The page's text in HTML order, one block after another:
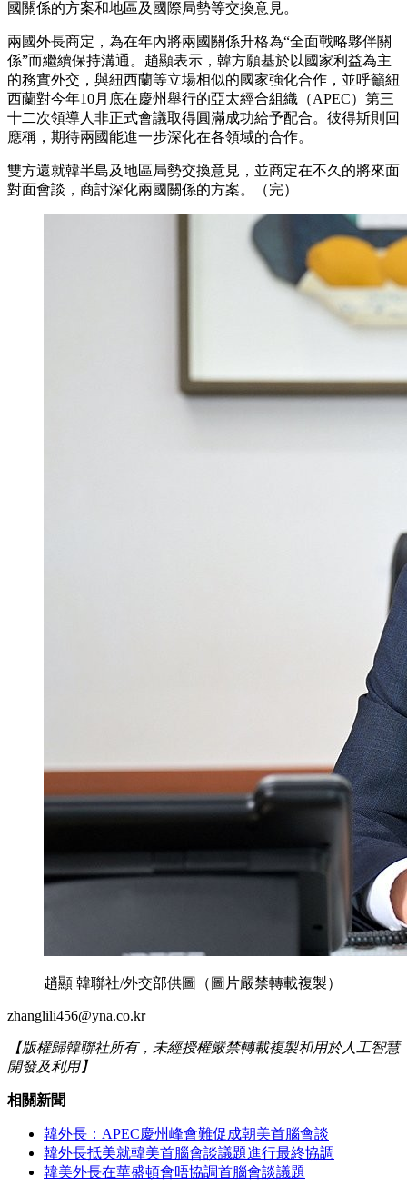
國關係的方案和地區及國際局勢等交換意見。
兩國外長商定，為在年內將兩國關係升格為“全面戰略夥伴關
係”而繼續保持溝通。趙顯表示，韓方願基於以國家利益為主
的務實外交，與紐西蘭等立場相似的國家強化合作，並呼籲紐
西蘭對今年10月底在慶州舉行的亞太經合組織（APEC）第三
十二次領導人非正式會議取得圓滿成功給予配合。彼得斯則回
應稱，期待兩國能進一步深化在各領域的合作。
雙方還就韓半島及地區局勢交換意見，並商定在不久的將來面
對面會談，商討深化兩國關係的方案。（完）
趙顯 韓聯社/外交部供圖（圖片嚴禁轉載複製）
zhanglili456@yna.co.kr
【版權歸韓聯社所有，未經授權嚴禁轉載複製和用於人工智慧
開發及利用】
相關新聞
韓外長：APEC慶州峰會難促成朝美首腦會談
韓外長抵美就韓美首腦會談議題進行最終協調
韓美外長在華盛頓會晤協調首腦會談議題